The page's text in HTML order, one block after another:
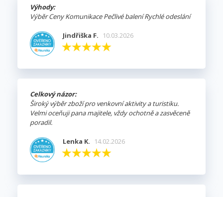
Výhody:
Výběr Ceny Komunikace Pečlivé balení Rychlé odeslání
Jindřiška F. 10.03.2026
Celkový názor:
Široký výběr zboží pro venkovní aktivity a turistiku.
Velmi oceňuji pana majitele, vždy ochotně a zasvěceně
poradil.
Lenka K. 14.02.2026